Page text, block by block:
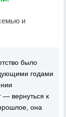
и
было
годами
вернуться к
она